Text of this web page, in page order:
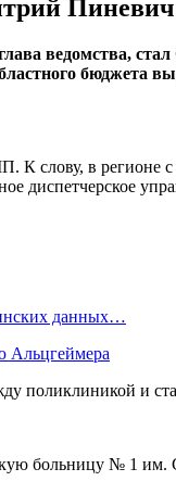
Пиневич
ведомства,
бюджета
К слову, в регионе
диспетчерское
данных…
Альцгеймера
поликлиникой и
больницу № 1